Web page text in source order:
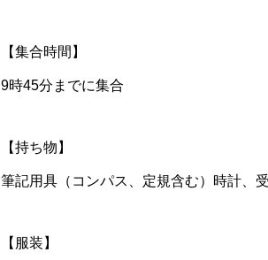
【集合時間】
9時45分までに集合
【持ち物】
筆記用具（コンパス、定規含む）時計、
【服装】